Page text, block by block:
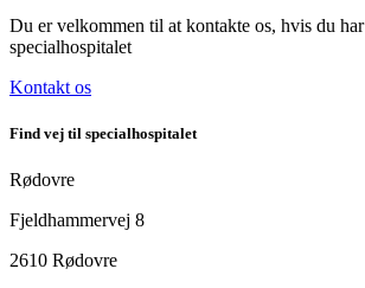
Du er velkommen til at kontakte os, hvis du
specialhospitalet
Kontakt os
Find vej til specialhospitalet
Rødovre
Fjeldhammervej 8
2610 Rødovre